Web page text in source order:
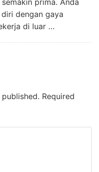
dengan gaya
di luar …
Required